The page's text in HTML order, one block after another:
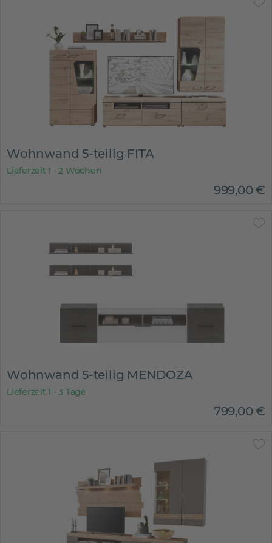
Wohnwand 5-teilig FITA
Lieferzeit 1 - 2 Wochen
999,00€
Wohnwand 5-teilig MENDOZA
Lieferzeit 1 - 3 Tage
799,00€